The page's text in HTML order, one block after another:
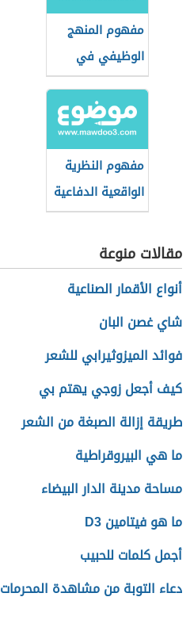
مفهوم المنهج
الوظيفي في
الجغرافيا
السياسية
مفهوم النظرية
الواقعية الدفاعية
مقالات منوعة
أنواع الأقمار الصناعية
شاي غصن البان
فوائد الميزوثيرابي للشعر
كيف أجعل زوجي يهتم بي
طريقة إزالة الصبغة من الشعر
ما هي البيروقراطية
مساحة مدينة الدار البيضاء
ما هو فيتامين D3
أجمل كلمات للحبيب
دعاء التوبة من مشاهدة المحرمات